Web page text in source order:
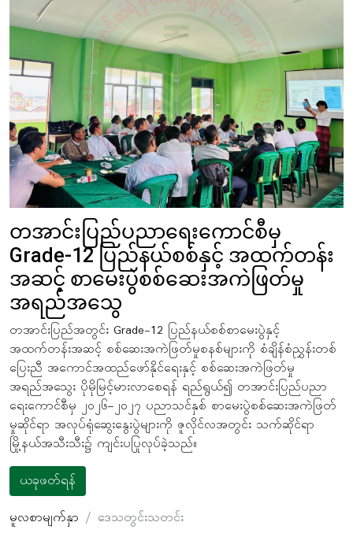
တအာင်းပြည်ပညာရေးကောင်စီမှ
Grade-12 ပြည်နယ်စစ်နှင့် အထက်တန်း
အဆင့် စာမေးပွဲစစ်ဆေးအကဲဖြတ်မှု
အရည်အသွေ
တအာင်းပြည်အတွင်း Grade-12 ပြည်နယ်စစ်စာမေးပွဲနှင့်
အထက်တန်းအဆင့် စစ်ဆေးအကဲဖြတ်မှုစနစ်များကို စံချိန်စံညွှန်းတစ်
ပြေးညီ အကောင်အထည်ဖော်နိုင်ရေးနှင့် စစ်ဆေးအကဲဖြတ်မှု
အရည်အသွေး ပိုမိုမြင့်မားလာစေရန် ရည်ရွယ်၍ တအာင်းပြည်ပညာ
ရေးကောင်စီမှ ၂၀၂၆–၂၀၂၇ ပညာသင်နှစ် စာမေးပွဲစစ်ဆေးအကဲဖြတ်
မှုဆိုင်ရာ အလုပ်ရုံဆွေးနွေးပွဲများကို ဇူလိုင်လအတွင်း သက်ဆိုင်ရာ
မြို့နယ်အသီးသီး၌ ကျင်းပပြုလုပ်ခဲ့သည်။
ယခုဖတ်ရန်
မူလစာမျက်နှာ
ဒေသတွင်းသတင်း